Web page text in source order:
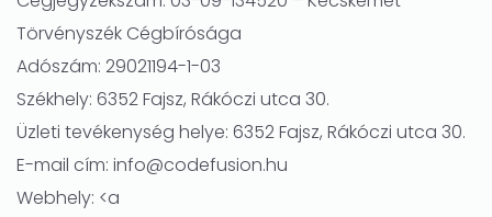
Törvényszék Cégbírósága
Adószám: 29021194-1-03
Székhely: 6352 Fajsz, Rákóczi utca 30.
Üzleti tevékenység helye: 6352 Fajsz, Rákóczi utca 30.
E-mail cím: info@codefusion.hu
Webhely: <a